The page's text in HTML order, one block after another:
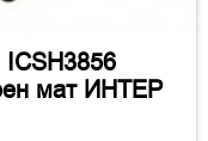
мат ИНТЕР